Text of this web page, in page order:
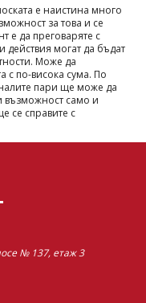
е наистина много
за това и се
е да преговаряте с
могат да бъдат
Може да
с по-висока сума. По
пари ще може да
възможност само и
се справите с
№ 137, етаж 3